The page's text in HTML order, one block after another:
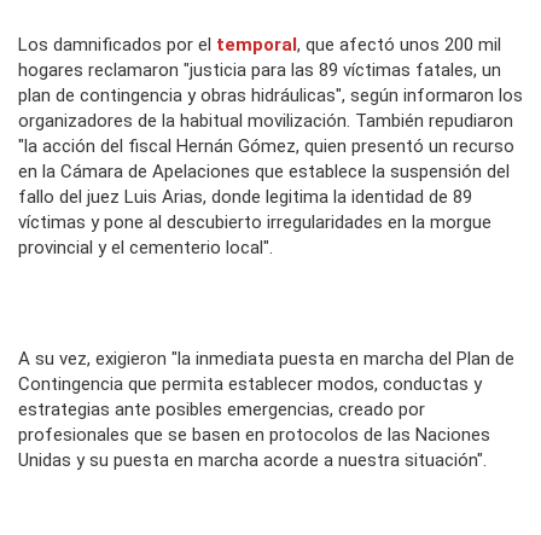
Los damnificados por el temporal, que afectó unos 200 mil
hogares reclamaron "justicia para las 89 víctimas fatales, un
plan de contingencia y obras hidráulicas", según informaron los
organizadores de la habitual movilización. También repudiaron
"la acción del fiscal Hernán Gómez, quien presentó un recurso
en la Cámara de Apelaciones que establece la suspensión del
fallo del juez Luis Arias, donde legitima la identidad de 89
víctimas y pone al descubierto irregularidades en la morgue
provincial y el cementerio local".
A su vez, exigieron "la inmediata puesta en marcha del Plan de
Contingencia que permita establecer modos, conductas y
estrategias ante posibles emergencias, creado por
profesionales que se basen en protocolos de las Naciones
Unidas y su puesta en marcha acorde a nuestra situación".